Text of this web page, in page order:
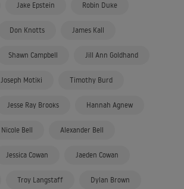
Jake Epstein Robin Duke
Don Knotts James Kall
Shawn Campbell Jill Ann Goldhand
Joseph Motiki Timothy Burd
Jesse Ray Brooks Hannah Agnew
Nicole Bell Alexander Bell
Jessica Cowan Jaeden Cowan
Troy Langstaff Dylan Brown